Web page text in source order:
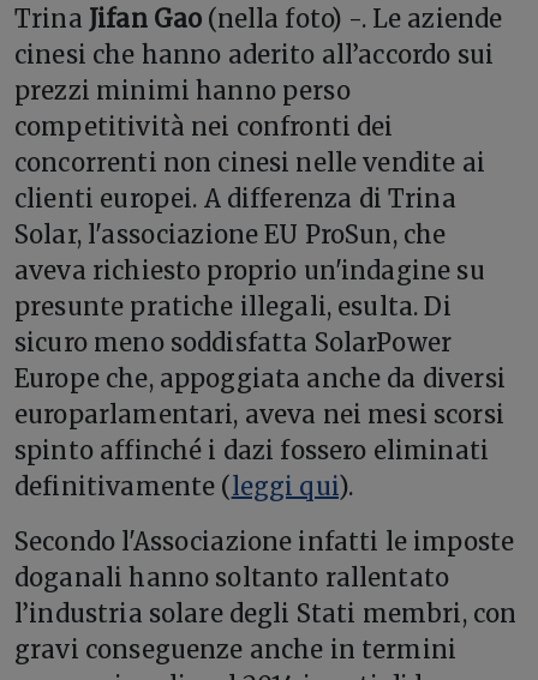
Trina Jifan Gao (nella foto) -. Le aziende
cinesi che hanno aderito all’accordo sui
prezzi minimi hanno perso
competitività nei confronti dei
concorrenti non cinesi nelle vendite ai
clienti europei. A differenza di Trina
Solar, l'associazione EU ProSun, che
aveva richiesto proprio un'indagine su
presunte pratiche illegali, esulta. Di
sicuro meno soddisfatta SolarPower
Europe che, appoggiata anche da diversi
europarlamentari, aveva nei mesi scorsi
spinto affinché i dazi fossero eliminati
definitivamente (leggi qui).
Secondo l'Associazione infatti le imposte
doganali hanno soltanto rallentato
l’industria solare degli Stati membri, con
gravi conseguenze anche in termini